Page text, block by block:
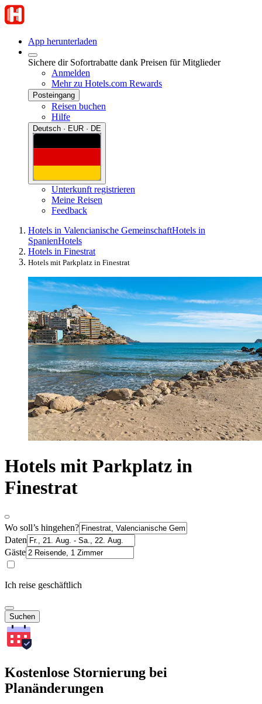
App herunterladen
Sichere dir Sofortrabatte dank Preisen für Mitglieder
Anmelden
Mehr zu Hotels.com Rewards
Posteingang
Reisen buchen
Hilfe
Deutsch · EUR · DE
Unterkunft registrieren
Meine Reisen
Feedback
Hotels in Valencianische GemeinschaftHotels in
SpanienHotels
Hotels in Finestrat
Hotels mit Parkplatz in Finestrat
Hotels mit Parkplatz in
Finestrat
Wo soll’s hingehen?
Daten
Gäste
Ich reise geschäftlich
Suchen
Kostenlose Stornierung bei
Planänderungen